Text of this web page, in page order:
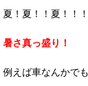
夏！夏！！夏！！！
暑さ真っ盛り！
例えば車なんかでも